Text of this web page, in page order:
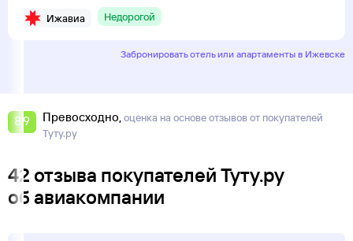
Ижавиа Недорогой
Забронировать отель или апартаменты в Ижевске
8,9 Превосходно оценка на основе отзывов от покупателей
Туту.ру
42 отзыва покупателей Туту.ру
об авиакомпании